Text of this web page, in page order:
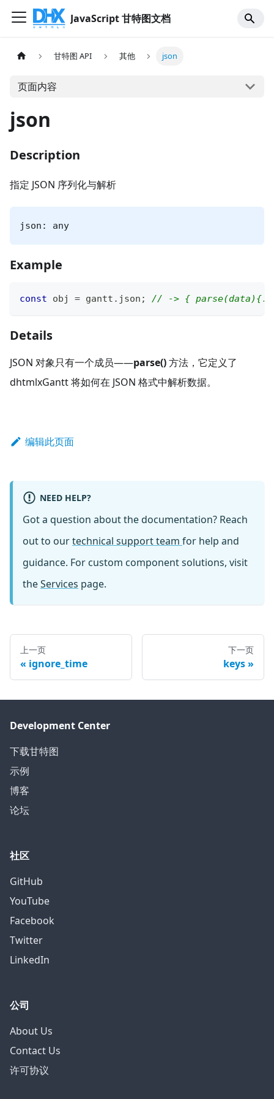
JavaScript 甘特图文档
甘特图 API 其他 json
页面内容
json
Description
指定 JSON 序列化与解析
json: any
Example
const obj = gantt . json ; // -> {
Details
JSON 对象只有一个成员——parse()方法，它定义了
dhtmlxGantt 将如何在 JSON 格式中解析数据。
编辑此页面
NEED HELP?
Got a question about the documentation? Reach
out to ourtechnical support team for help and
guidance. For custom component solutions, visit
theServices page.
上一页
ignore_time
下一页
keys
Development Center
下载甘特图
示例
博客
论坛
社区
GitHub
YouTube
Facebook
Twitter
LinkedIn
公司
About Us
Contact Us
许可协议